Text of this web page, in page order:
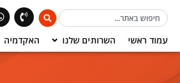
עמוד ראשי השרותים שלנו האקדמיה